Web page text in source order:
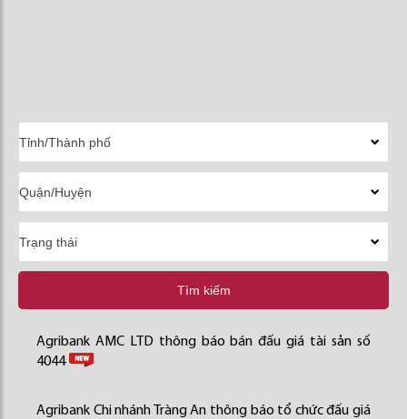
Tìm kiếm
Agribank AMC LTD thông báo bán đấu giá tài sản số
4044
Agribank Chi nhánh Tràng An thông báo tổ chức đấu giá